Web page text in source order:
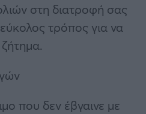
στη διατροφή σας
τρόπος για να
που δεν έβγαινε με